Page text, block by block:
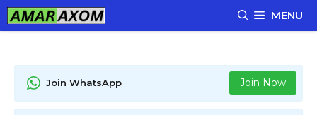
Skip
to
MENU
Join WhatsApp Join Now